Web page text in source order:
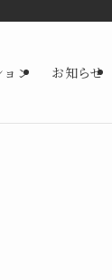
ョン お知らせ